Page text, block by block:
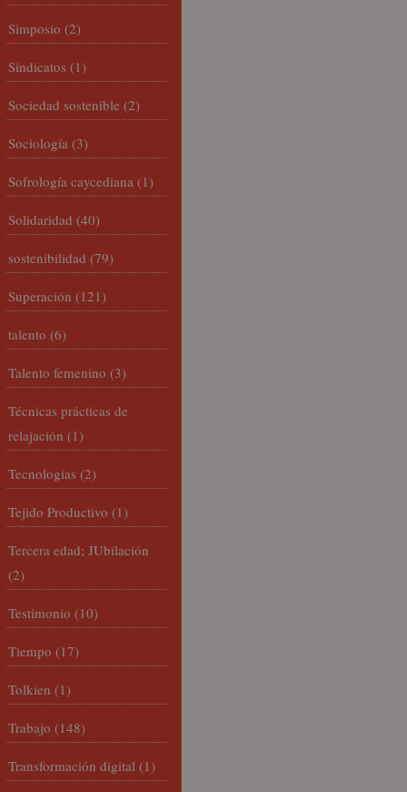
Simposio (2)
Sindicatos (1)
Sociedad sostenible (2)
Sociología (3)
Sofrología caycediana (1)
Solidaridad (40)
sostenibilidad (79)
Superación (121)
talento (6)
Talento femenino (3)
Técnicas prácticas de
relajación (1)
Tecnologías (2)
Tejido Productivo (1)
Tercera edad; JUbilación
(2)
Testimonio (10)
Tiempo (17)
Tolkien (1)
Trabajo (148)
Transformación digital (1)